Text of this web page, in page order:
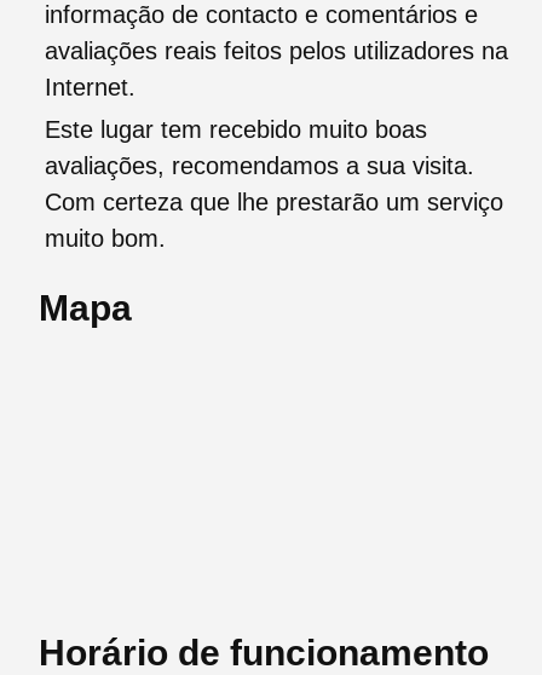
informação de contacto e comentários e
avaliações reais feitos pelos utilizadores na
Internet.
Este lugar tem recebido muito boas
avaliações, recomendamos a sua visita.
Com certeza que lhe prestarão um serviço
muito bom.
Mapa
Horário de funcionamento